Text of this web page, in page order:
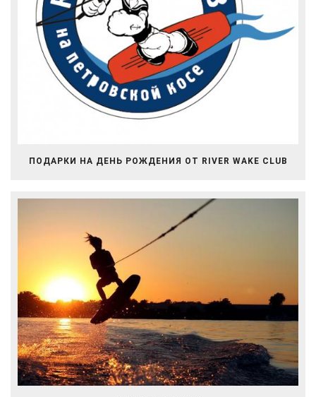
ПОДАРКИ НА ДЕНЬ РОЖДЕНИЯ ОТ RIVER WAKE CLUB